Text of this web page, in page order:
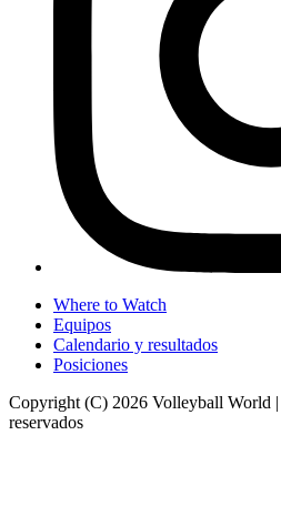
Where to Watch
Equipos
Calendario y resultados
Posiciones
Copyright (C) 2026 Volleyball World |
reservados